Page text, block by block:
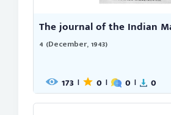
The journal of the Indian
4 (December, 1943)
173 | 0 | 0 | 0